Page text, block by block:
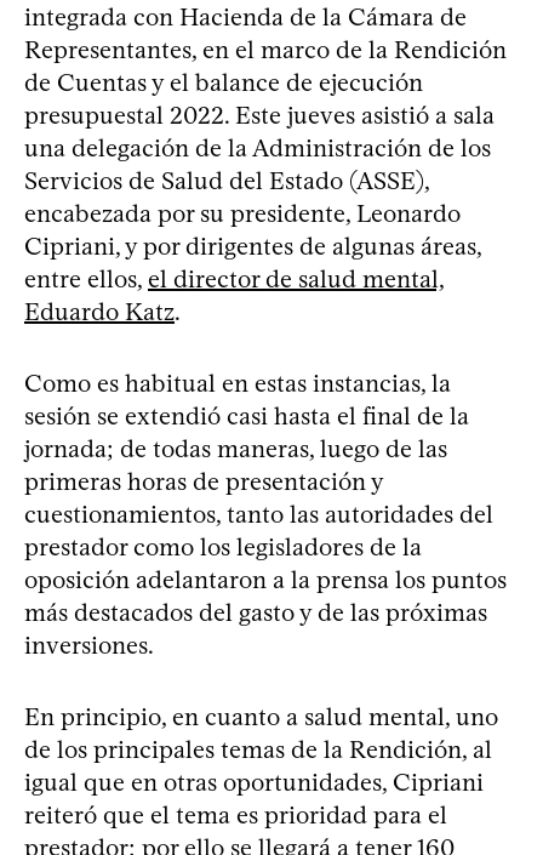
integrada con Hacienda de la Cámara de
Representantes, en el marco de la Rendición
de Cuentas y el balance de ejecución
presupuestal 2022. Este jueves asistió a sala
una delegación de la Administración de los
Servicios de Salud del Estado (ASSE),
encabezada por su presidente, Leonardo
Cipriani, y por dirigentes de algunas áreas,
entre ellos, el director de salud mental,
Eduardo Katz.
Como es habitual en estas instancias, la
sesión se extendió casi hasta el final de la
jornada; de todas maneras, luego de las
primeras horas de presentación y
cuestionamientos, tanto las autoridades del
prestador como los legisladores de la
oposición adelantaron a la prensa los puntos
más destacados del gasto y de las próximas
inversiones.
En principio, en cuanto a salud mental, uno
de los principales temas de la Rendición, al
igual que en otras oportunidades, Cipriani
reiteró que el tema es prioridad para el
prestador; por ello se llegará a tener 160